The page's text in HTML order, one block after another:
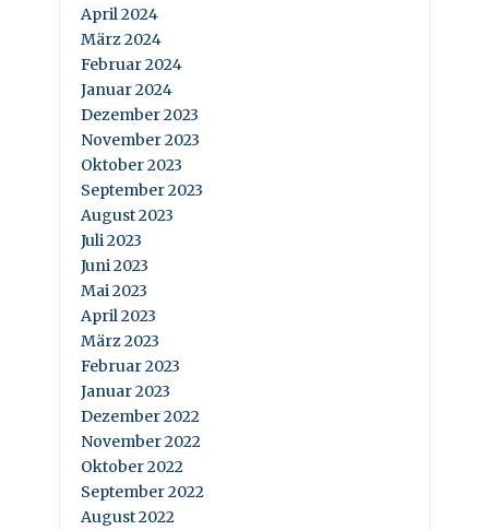
April 2024
März 2024
Februar 2024
Januar 2024
Dezember 2023
November 2023
Oktober 2023
September 2023
August 2023
Juli 2023
Juni 2023
Mai 2023
April 2023
März 2023
Februar 2023
Januar 2023
Dezember 2022
November 2022
Oktober 2022
September 2022
August 2022